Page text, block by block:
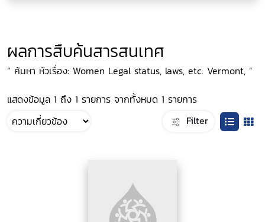
ผลการสืบค้นสารสนเทศ
“ ค้นหา หัวเรื่อง: Women Legal status, laws, etc. Vermont, ”
แสดงข้อมูล 1 ถึง 1 รายการ จากทั้งหมด 1 รายการ
Filter